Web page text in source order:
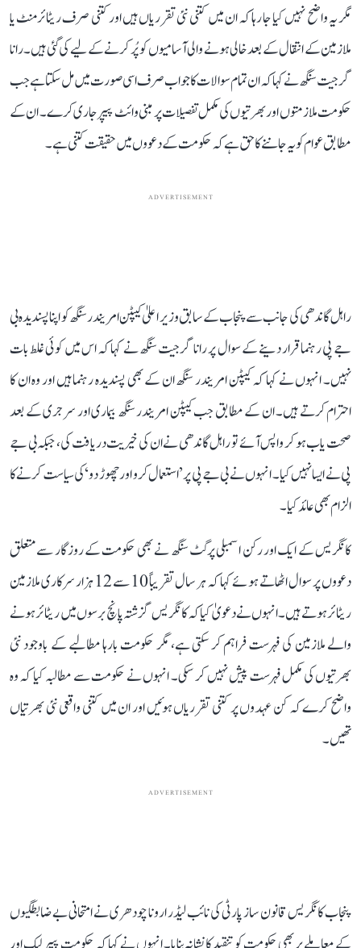
مگر یہ واضح نہیں کیا جا رہا کہ ان میں کتنی نئی تقرریاں ہیں اور کتنی صرف ریٹائرمنٹ یا
ملازمین کے انتقال کے بعد خالی ہونے والی آسامیوں کو پُر کرنے کے لیے کی گئی ہیں۔ رانا
گرجیت سنگھ نے کہا کہ ان تمام سوالات کا جواب صرف اسی صورت میں مل سکتا ہے جب
حکومت ملازمتوں اور بھرتیوں کی مکمل تفصیلات پر مبنی وائٹ پیپر جاری کرے۔ ان کے
مطابق عوام کو یہ جاننے کا حق ہے کہ حکومت کے دعووں میں حقیقت کتنی ہے۔
ADVERTISEMENT
راہل گاندھی کی جانب سے پنجاب کے سابق وزیر اعلیٰ کیپٹن امریندر سنگھ کو اپنا پسندیدہ بی
جے پی رہنما قرار دینے کے سوال پر رانا گرجیت سنگھ نے کہا کہ اس میں کوئی غلط بات
نہیں۔ انہوں نے کہا کہ کیپٹن امریندر سنگھ ان کے بھی پسندیدہ رہنما ہیں اور وہ ان کا
احترام کرتے ہیں۔ ان کے مطابق جب کیپٹن امریندر سنگھ بیماری اور سرجری کے بعد
صحت یاب ہو کر واپس آئے تو راہل گاندھی نے ان کی خیریت دریافت کی، جبکہ بی جے
پی نے ایسا نہیں کیا۔ انہوں نے بی جے پی پر ’استعمال کرو اور چھوڑ دو‘ کی سیاست کرنے کا
الزام بھی عائد کیا۔
کانگریس کے ایک اور رکن اسمبلی پرگٹ سنگھ نے بھی حکومت کے روزگار سے متعلق
دعووں پر سوال اٹھاتے ہوئے کہا کہ ہر سال تقریباً 10 سے 12 ہزار سرکاری ملازمین
ریٹائر ہوتے ہیں۔ انہوں نے دعویٰ کیا کہ کانگریس گزشتہ پانچ برسوں میں ریٹائر ہونے
والے ملازمین کی فہرست فراہم کر سکتی ہے، مگر حکومت بارہا مطالبے کے باوجود نئی
بھرتیوں کی مکمل فہرست پیش نہیں کر سکی۔ انہوں نے حکومت سے مطالبہ کیا کہ وہ
واضح کرے کہ کن عہدوں پر کتنی تقرریاں ہوئیں اور ان میں کتنی واقعی نئی بھرتیاں
تھیں۔
ADVERTISEMENT
پنجاب کانگریس قانون ساز پارٹی کی نائب لیڈر ارونا چودھری نے امتحانی بے ضابطگیوں